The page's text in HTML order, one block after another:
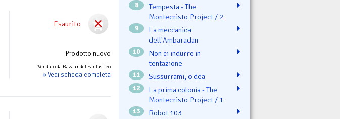
Esaurito
Prodotto nuovo
Venduto da Bazaar del Fantastico
» Vedi scheda completa
8
Tempesta - The
Montecristo Project / 2
9
La meccanica
dell'Ambaradan
10
Non ci indurre in
tentazione
11 Sussurrami, o dea
12
La prima colonia - The
Montecristo Project / 1
13 Robot 103